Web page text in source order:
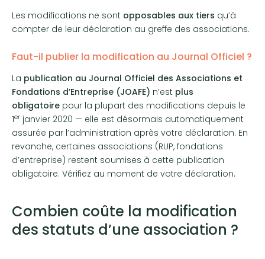
Les modifications ne sont opposables aux tiers qu’à
compter de leur déclaration au greffe des associations.
Faut-il publier la modification au Journal Officiel ?
La publication au Journal Officiel des Associations et
Fondations d’Entreprise (JOAFE) n’est plus
obligatoire pour la plupart des modifications depuis le
1er janvier 2020 — elle est désormais automatiquement
assurée par l’administration après votre déclaration. En
revanche, certaines associations (RUP, fondations
d’entreprise) restent soumises à cette publication
obligatoire. Vérifiez au moment de votre déclaration.
Combien coûte la modification
des statuts d’une association ?